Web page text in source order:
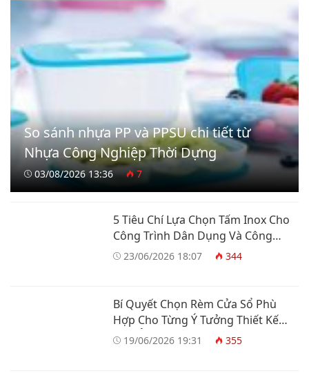
So sánh nhựa PP và PPSU chi tiết từ
Nhựa Công Nghiệp Thời Dựng
03/08/2026 13:36 7
5 Tiêu Chí Lựa Chọn Tấm Inox Cho
Công Trình Dân Dụng Và Công
Nghiệp
23/06/2026 18:07 344
Bí Quyết Chọn Rèm Cửa Sổ Phù
Hợp Cho Từng Ý Tưởng Thiết Kế
Nhà Ở
19/06/2026 19:31 355